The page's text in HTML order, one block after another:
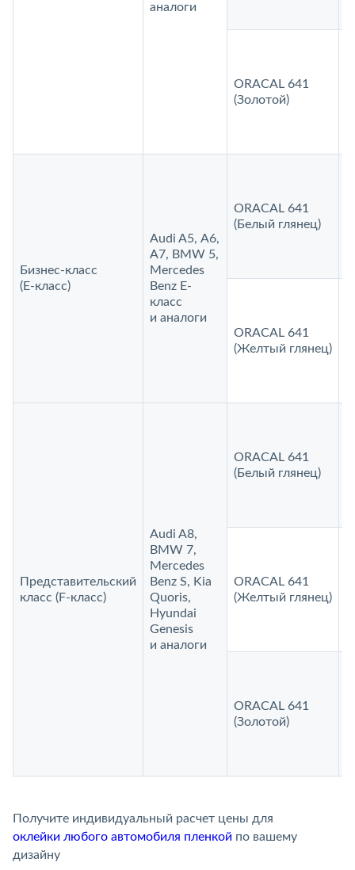
аналоги
ORACAL 641
(Золотой)
Бизнес-класс
(E‑класс)
Audi A5, А6,
А7, BMW 5,
Mercedes
Benz E-
класс
и аналоги
ORACAL 641
(Белый глянец)
ORACAL 641
(Желтый глянец)
Представительский
класс (F‑класс)
Audi A8,
BMW 7,
Mercedes
Benz S, Kia
Quoris,
Hyundai
Genesis
и аналоги
ORACAL 641
(Белый глянец)
ORACAL 641
(Желтый глянец)
ORACAL 641
(Золотой)
Получите индивидуальный расчет цены для
оклейки любого автомобиля пленкой по вашему
дизайну